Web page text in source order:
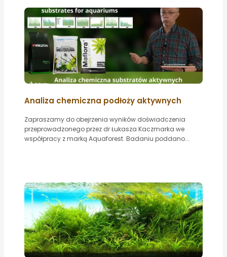
Analiza chemiczna podłoży aktywnych
Zapraszamy do obejrzenia wyników doświadczenia
przeprowadzonego przez dr Łukasza Kaczmarka we
współpracy z marką Aquaforest. Badaniu poddano...